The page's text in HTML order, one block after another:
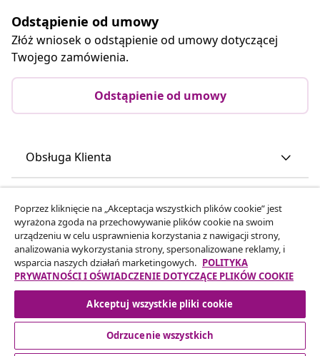
Odstąpienie od umowy
Złóż wniosek o odstąpienie od umowy dotyczącej
Twojego zamówienia.
Odstąpienie od umowy
Obsługa Klienta
vidaXL
Odkryj więcej
Poprzez kliknięcie na „Akceptacja wszystkich plików cookie” jest
wyrażona zgoda na przechowywanie plików cookie na swoim
urządzeniu w celu usprawnienia korzystania z nawigacji strony,
analizowania wykorzystania strony, spersonalizowane reklamy, i
wsparcia naszych działań marketingowych. POLITYKA
PRYWATNOŚCI I OŚWIADCZENIE DOTYCZĄCE PLIKÓW COOKIE
Akceptuj wszystkie pliki cookie
Odrzucenie wszystkich